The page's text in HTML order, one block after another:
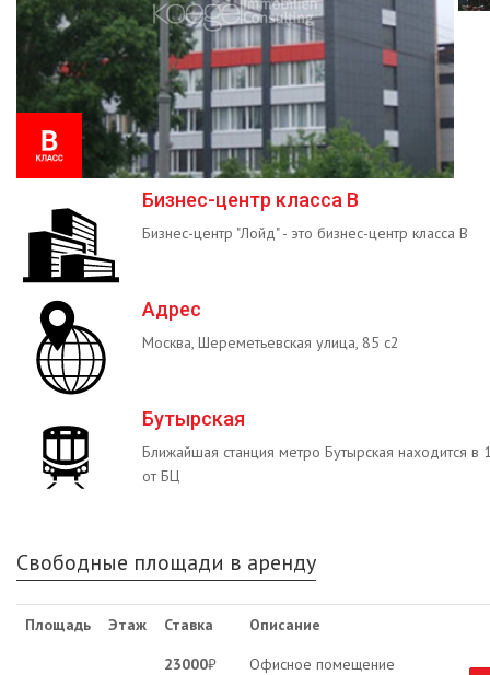
Бизнес-центр класса B
Бизнес-центр "Лойд" - это бизнес-центр класса B
Адрес
Москва, Шереметьевская улица, 85 с2
Бутырская
Ближайшая станция метро Бутырская находится
от БЦ
Свободные площади в аренду
Площадь Этаж Ставка Описание
23000₽
Офисное помещение